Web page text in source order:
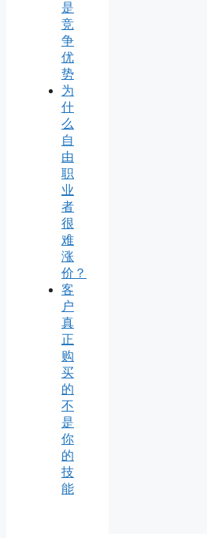
是
竞
争
优
势
为
什
么
自
由
职
业
者
很
难
涨
价？
客
户
真
正
购
买
的
不
是
你
的
技
能